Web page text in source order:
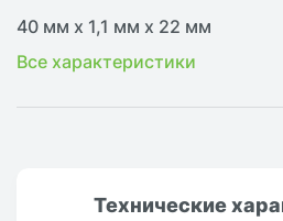
40 мм х 1,1 мм х 22 мм
Все характеристики
Технические